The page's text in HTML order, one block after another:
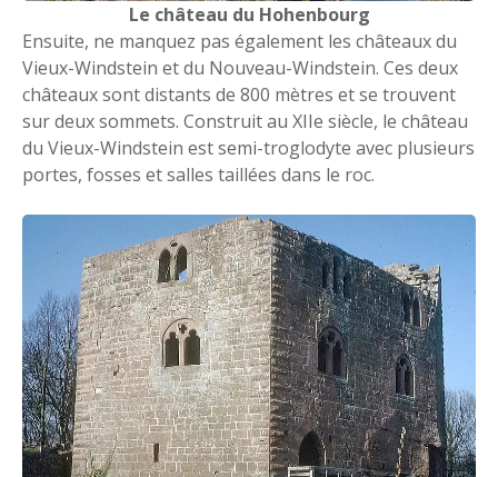
Le château du Hohenbourg
Ensuite, ne manquez pas également les châteaux du
Vieux-Windstein et du Nouveau-Windstein. Ces deux
châteaux sont distants de 800 mètres et se trouvent
sur deux sommets. Construit au XIIe siècle, le château
du Vieux-Windstein est semi-troglodyte avec plusieurs
portes, fosses et salles taillées dans le roc.